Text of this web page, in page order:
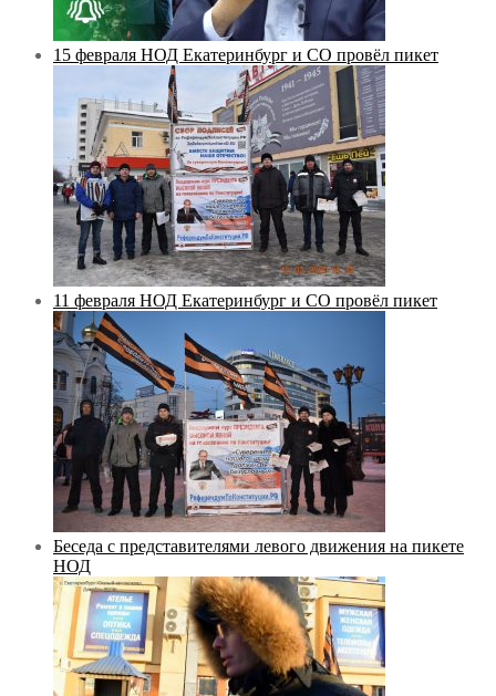
15 февраля НОД Екатеринбург и СО провёл пикет
11 февраля НОД Екатеринбург и СО провёл пикет
Беседа с представителями левого движения на пикете
НОД